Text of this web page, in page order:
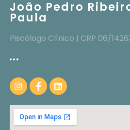
João Pedro
Paula
Piscólogo Clínico | CRP 06/